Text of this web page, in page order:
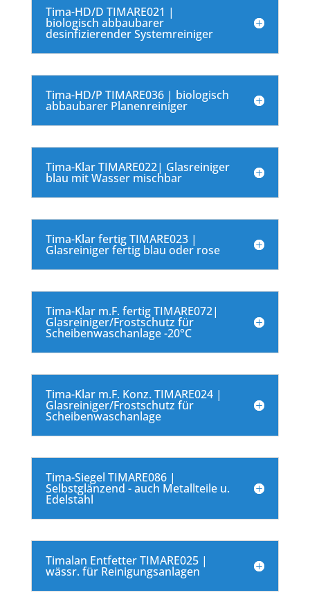
Tima-HD/D TIMARE021 |
biologisch abbaubarer
desinfizierender Systemreiniger
Tima-HD/P TIMARE036 | biologisch
abbaubarer Planenreiniger
Tima-Klar TIMARE022| Glasreiniger
blau mit Wasser mischbar
Tima-Klar fertig TIMARE023 |
Glasreiniger fertig blau oder rose
Tima-Klar m.F. fertig TIMARE072|
Glasreiniger/Frostschutz für
Scheibenwaschanlage -20°C
Tima-Klar m.F. Konz. TIMARE024 |
Glasreiniger/Frostschutz für
Scheibenwaschanlage
Tima-Siegel TIMARE086 |
Selbstglänzend - auch Metallteile u.
Edelstahl
Timalan Entfetter TIMARE025 |
wässr. für Reinigungsanlagen